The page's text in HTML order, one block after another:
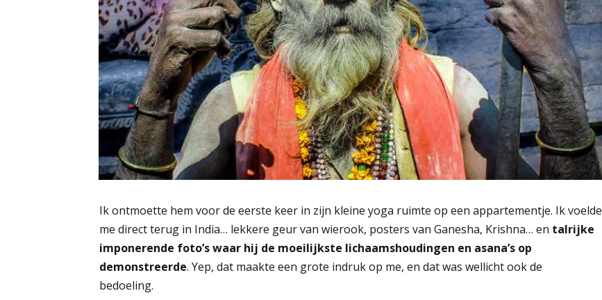
​Ik ontmoette hem voor de eerste keer in zijn kleine yoga ruimte op een appartementje. Ik voelde
me direct terug in India… lekkere geur van wierook, posters van Ganesha, Krishna… en talrijke
imponerende foto’s waar hij de moeilijkste lichaamshoudingen en asana’s op
demonstreerde. Yep, dat maakte een grote indruk op me, en dat was wellicht ook de
bedoeling.